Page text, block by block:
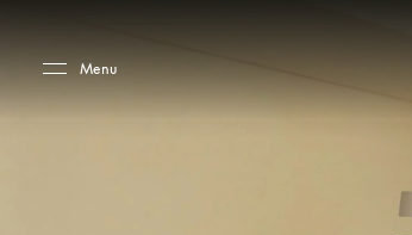
Menu